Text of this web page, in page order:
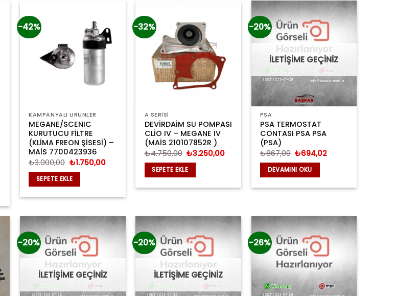
-42%
KAMPANYALI ÜRÜNLER
MEGANE/SCENIC
KURUTUCU FİLTRE
(KLİMA FREON ŞİSESİ) –
MAİS 7700423936
₺3.000,00 Orijinal
fiyat:
₺3.000,00.
₺1.750,00Şu
SEPETE EKLE
-32%
A SERİSİ
DEVİRDAİM SU POMPASI
CLİO IV – MEGANE IV
(MAİS 210107852R )
₺4.750,00 Orijinal
fiyat:
₺4.750,00.
₺3.250,00Şu
SEPETE EKLE
-20%
İLETİŞİME GEÇİNİZ
PSA
PSA TERMOSTAT
CONTASI PSA PSA
(PSA)
₺867,09 Orijinal
fiyat:
₺867,09.
₺694,02Şu
DEVAMINI OKU
-20%
İLETİŞİME GEÇİNİZ
-20%
İLETİŞİME GEÇİNİZ
-26%